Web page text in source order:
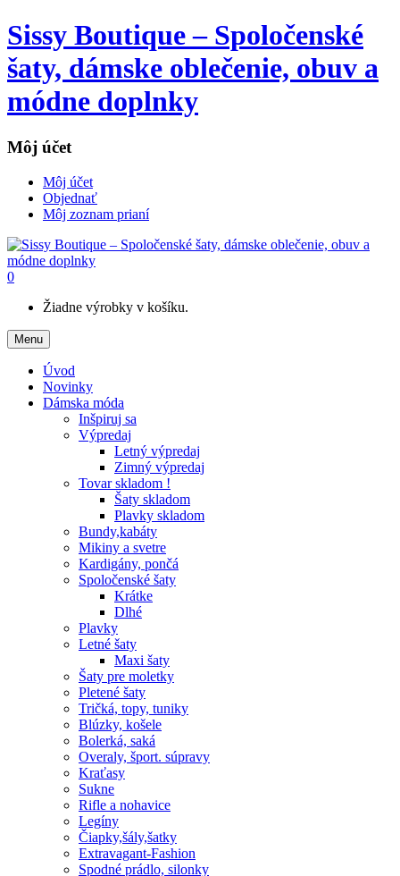
Sissy Boutique – Spoločenské
šaty, dámske oblečenie, obuv a
módne doplnky
Môj účet
Môj účet
Objednať
Môj zoznam prianí
0
Žiadne výrobky v košíku.
Menu
Úvod
Novinky
Dámska móda
Inšpiruj sa
Výpredaj
Letný výpredaj
Zimný výpredaj
Tovar skladom !
Šaty skladom
Plavky skladom
Bundy,kabáty
Mikiny a svetre
Kardigány, pončá
Spoločenské šaty
Krátke
Dlhé
Plavky
Letné šaty
Maxi šaty
Šaty pre moletky
Pletené šaty
Tričká, topy, tuniky
Blúzky, košele
Bolerká, saká
Overaly, šport. súpravy
Kraťasy
Sukne
Rifle a nohavice
Legíny
Čiapky,šály,šatky
Extravagant-Fashion
Spodné prádlo, silonky